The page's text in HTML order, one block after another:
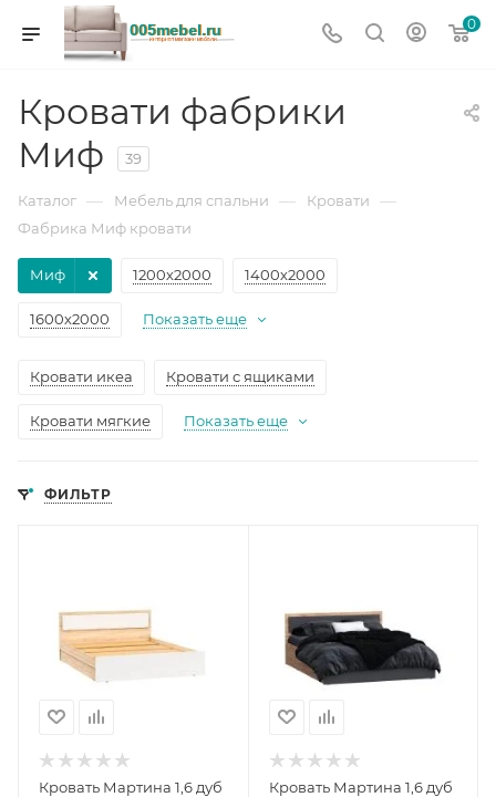
0
Кровати фабрики
Миф
39
Каталог — Мебель для спальни — Кровати —
Фабрика Миф кровати
1200х2000 1400х2000
1600х2000
Миф
Показать еще
Кровати икеа Кровати с ящиками
Кровати мягкие Показать еще
ФИЛЬТР
Кровать Мартина 1,6 дуб
Кровать Мартина 1,6 дуб